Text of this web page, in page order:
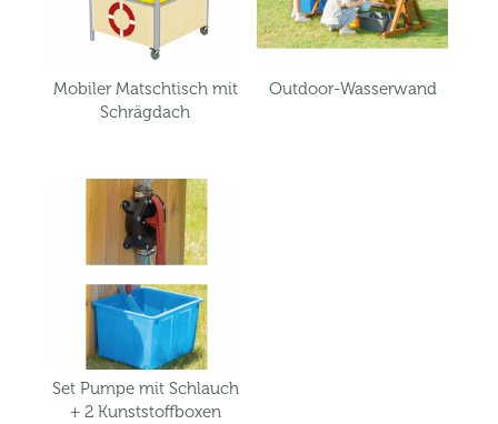
Mobiler Matschtisch mit
Schrägdach
Outdoor-Wasserwand
Set Pumpe mit Schlauch
+ 2 Kunststoffboxen